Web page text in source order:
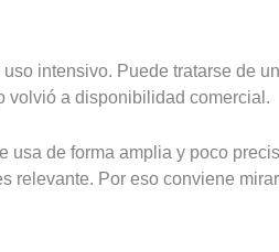
intensivo. Puede tratarse de
volvió a disponibilidad comercial.
de forma amplia y poco
Por eso conviene